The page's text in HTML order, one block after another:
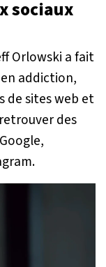
sociaux
Orlowski a fait
addiction,
de sites web et
des